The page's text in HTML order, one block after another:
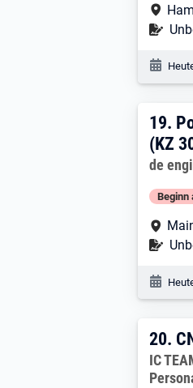
19.
19.
(KZ
de
Beginn
20.
20.
IC